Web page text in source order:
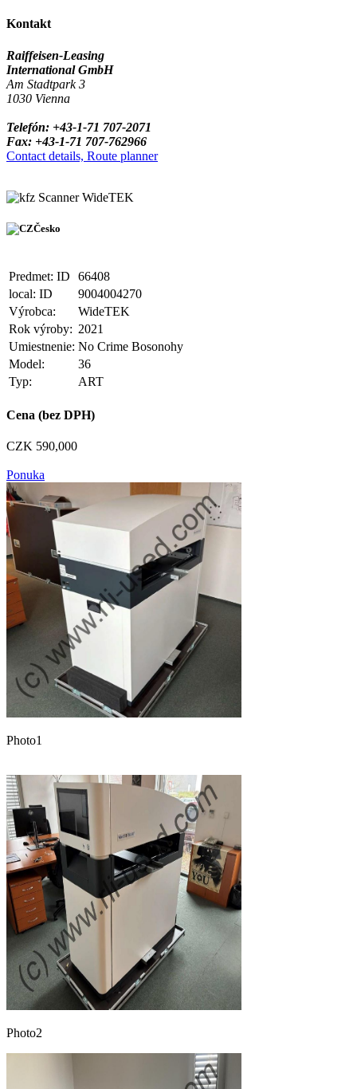
Kontakt
Raiffeisen-Leasing
International GmbH
Am Stadtpark 3
1030 Vienna
Telefón: +43-1-71 707-2071
Fax: +43-1-71 707-762966
Contact details, Route planner
Scanner WideTEK
Česko
Predmet: ID
66408
local: ID
9004004270
Výrobca:
WideTEK
Rok výroby: 2021
Umiestnenie: No Crime Bosonohy
Model:
36
Typ:
ART
Cena (bez DPH)
CZK 590,000
Ponuka
Photo1
Photo2